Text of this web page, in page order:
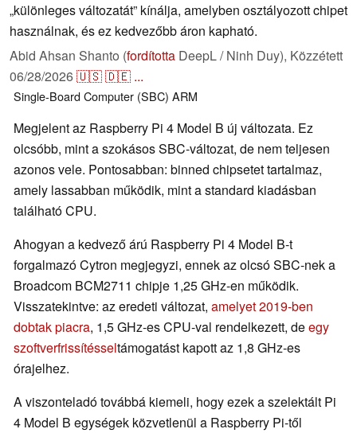
„különleges változatát” kínálja, amelyben osztályozott chipet
használnak, és ez kedvezőbb áron kapható.
Abid Ahsan Shanto (fordította DeepL / Ninh Duy), Közzétett
06/28/2026🇺🇸🇩🇪 ...
Single-Board Computer (SBC) ARM
Megjelent az Raspberry Pi 4 Model B új változata. Ez
olcsóbb, mint a szokásos SBC-változat, de nem teljesen
azonos vele. Pontosabban: binned chipsetet tartalmaz,
amely lassabban működik, mint a standard kiadásban
található CPU.
Ahogyan a kedvező árú Raspberry Pi 4 Model B-t
forgalmazó Cytron megjegyzi, ennek az olcsó SBC-nek a
Broadcom BCM2711 chipje 1,25 GHz-en működik.
Visszatekintve: az eredeti változat, amelyet 2019-ben
dobtak piacra, 1,5 GHz-es CPU-val rendelkezett, deegy
szoftverfrissítésseltámogatást kapott az 1,8 GHz-es
órajelhez.
A viszonteladó továbbá kiemeli, hogy ezek a szelektált Pi
4 Model B egységek közvetlenül a Raspberry Pi-től